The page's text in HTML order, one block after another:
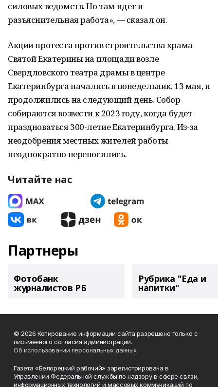
силовых ведомств. Но там идет и
разъяснительная работа», — сказал он.
Акции протеста против строительства храма
Святой Екатерины на площади возле
Свердловского театра драмы в центре
Екатеринбурга начались в понедельник, 13 мая, и
продолжились на следующий день. Собор
собираются возвести к 2023 году, когда будет
праздноваться 300-летие Екатеринбурга. Из-за
неодобрения местных жителей работы
неоднократно переносились.
Читайте нас
Партнеры
Фотобанк
журналистов РБ
Рубрика "Еда и
напитки"
© 2026 Копирование информации сайта разрешено только с
письменного согласия администрации.
Об использовании персональных данных
Газета «Белорецкий рабочий» зарегистрирована в
Управлении Федеральной службы по надзору в сфере связи,
информационных технологий и массовых коммуникаций по